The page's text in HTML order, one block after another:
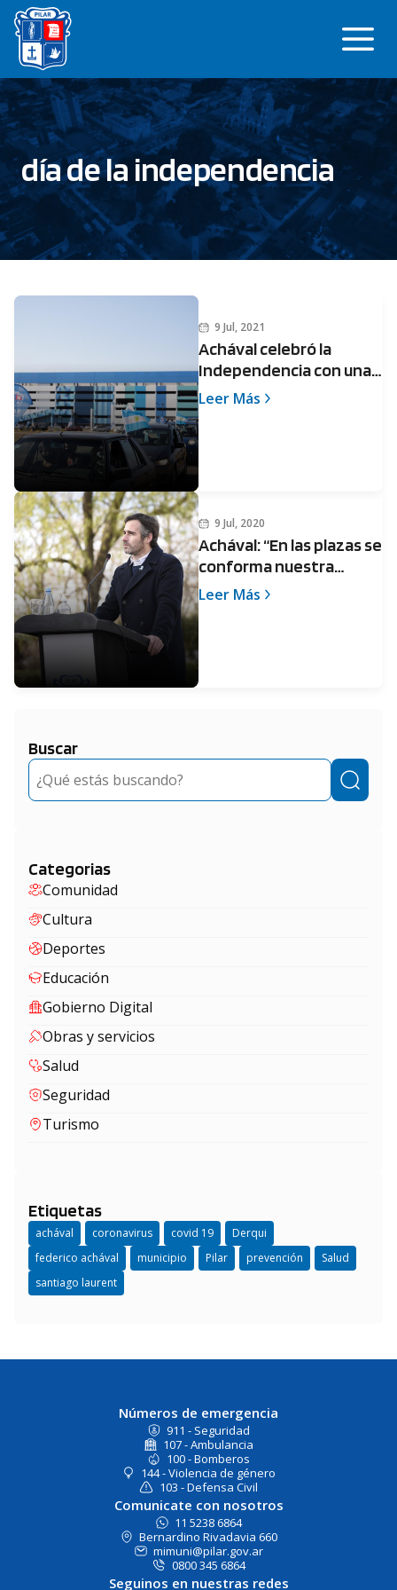
Saltar
contenido
día de la independencia
9 Jul, 2021
Achával celebró la
Independencia con una
jornada patria de
Leer Más
9 Jul, 2020
Achával: “En las plazas se
conforma nuestra
Patria”
Leer Más
Buscar
Buscar
Categorias
Comunidad
Cultura
Deportes
Educación
Gobierno Digital
Obras y servicios
Salud
Seguridad
Turismo
Etiquetas
achával coronavirus covid 19
Derqui
federico achával
municipio Pilar prevención
Salud
santiago laurent
Números de emergencia
911 - Seguridad
107 - Ambulancia
100 - Bomberos
144 - Violencia de género
103 - Defensa Civil
Comunicate con nosotros
11 5238 6864
Bernardino Rivadavia 660
mimuni@pilar.gov.ar
0800 345 6864
Seguinos en nuestras redes